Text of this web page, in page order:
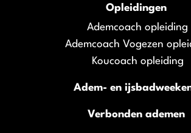
Opleidingen
Ademcoach opleiding
Ademcoach Vogezen
Koucoach opleiding
Adem- en
Verbonden ademen